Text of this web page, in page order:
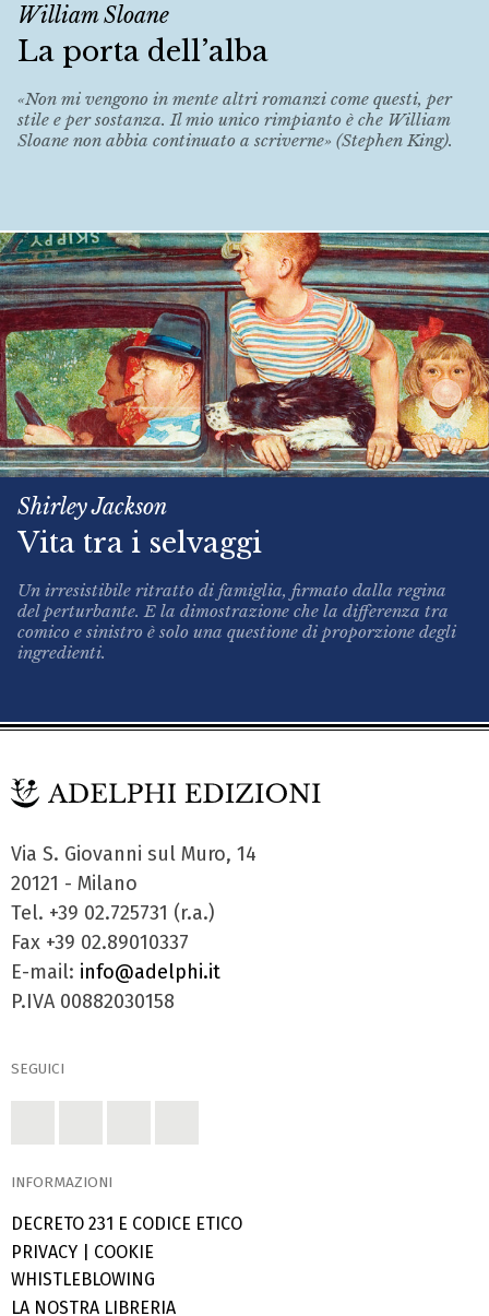
William Sloane
La porta dell’alba
«Non mi vengono in mente altri romanzi come questi, per
stile e per sostanza. Il mio unico rimpianto è che William
Sloane non abbia continuato a scriverne» (Stephen King).
Shirley Jackson
Vita tra i selvaggi
Un irresistibile ritratto di famiglia, firmato dalla regina
del perturbante. E la dimostrazione che la differenza tra
comico e sinistro è solo una questione di proporzione degli
ingredienti.
Via S. Giovanni sul Muro, 14
20121 - Milano
Tel. +39 02.725731 (r.a.)
Fax +39 02.89010337
E-mail: info@adelphi.it
P.IVA 00882030158
SEGUICI
INFORMAZIONI
DECRETO 231 E CODICE ETICO
PRIVACY
COOKIE
WHISTLEBLOWING
LA NOSTRA LIBRERIA